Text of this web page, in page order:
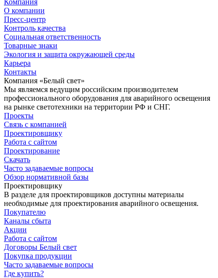
Компания
О компании
Пресс-центр
Контроль качества
Социальная ответственность
Товарные знаки
Экология и защита окружающей среды
Карьера
Контакты
Компания «Белый свет»
Мы являемся ведущим российским производителем
профессионального оборудования для аварийного освещения
на рынке светотехники на территории РФ и СНГ.
Проекты
Связь с компанией
Проектировщику
Работа с сайтом
Проектирование
Скачать
Часто задаваемые вопросы
Обзор нормативной базы
Проектировщику
В разделе для проектировщиков доступны материалы
необходимые для проектирования аварийного освещения.
Покупателю
Каналы сбыта
Акции
Работа с сайтом
Договоры Белый свет
Покупка продукции
Часто задаваемые вопросы
Где купить?